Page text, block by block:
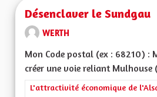
Désenclaver le Sundgau
WERTH
Mon Code postal (ex : 68210) :
créer une voie reliant
Filtrer les résultats de la
L'attractivité économique de